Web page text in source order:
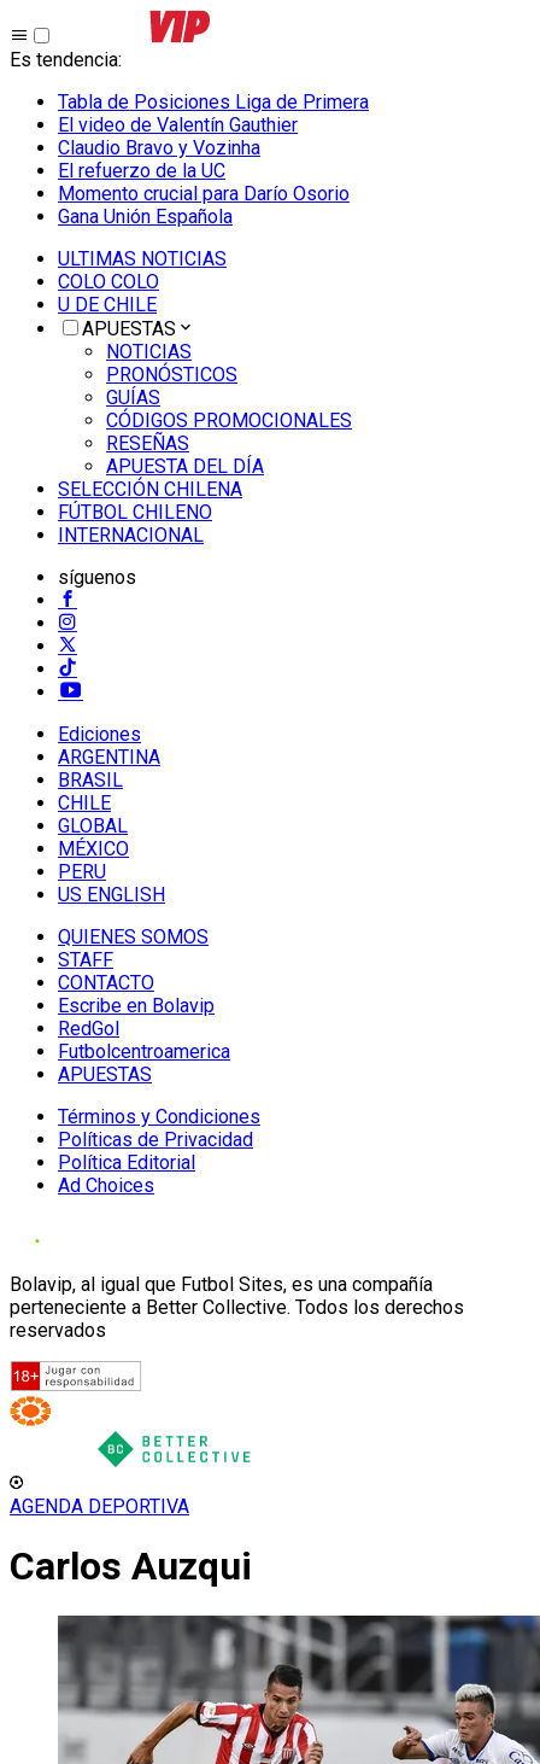
Es tendencia:
Tabla de Posiciones Liga de Primera
El video de Valentín Gauthier
Claudio Bravo y Vozinha
El refuerzo de la UC
Momento crucial para Darío Osorio
Gana Unión Española
ULTIMAS NOTICIAS
COLO COLO
U DE CHILE
APUESTAS
NOTICIAS
PRONÓSTICOS
GUÍAS
CÓDIGOS PROMOCIONALES
RESEÑAS
APUESTA DEL DÍA
SELECCIÓN CHILENA
FÚTBOL CHILENO
INTERNACIONAL
síguenos
Ediciones
ARGENTINA
BRASIL
CHILE
GLOBAL
MÉXICO
PERU
US ENGLISH
QUIENES SOMOS
STAFF
CONTACTO
Escribe en Bolavip
RedGol
Futbolcentroamerica
APUESTAS
Términos y Condiciones
Políticas de Privacidad
Política Editorial
Ad Choices
Bolavip, al igual que Futbol Sites, es una compañía
perteneciente a Better Collective. Todos los derechos
reservados
AGENDA DEPORTIVA
Carlos Auzqui